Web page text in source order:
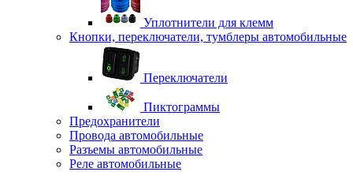
Уплотнители для клемм
Кнопки, переключатели, тумблеры автомобильные
Переключатели
Пиктограммы
Предохранители
Провода автомобильные
Разъемы автомобильные
Реле автомобильные